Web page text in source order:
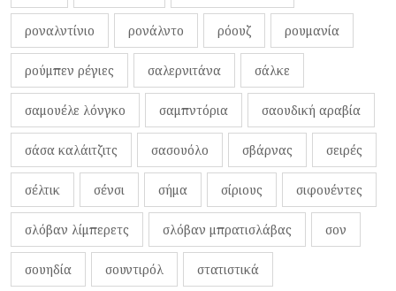
ροναλντίνιο ρονάλντο ρόουζ ρουμανία
ρούμπεν ρέγιες σαλερνιτάνα σάλκε
σαμουέλε λόνγκο σαμπντόρια σαουδική αραβία
σάσα καλάιτζιτς σασουόλο σβάρνας σειρές
σέλτικ σένσι σήμα σίριους σιφουέντες
σλόβαν λίμπερετς σλόβαν μπρατισλάβας σον
σουηδία σουντιρόλ στατιστικά